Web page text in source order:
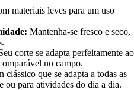
materiais leves para um uso
Mantenha-se fresco e seco,
corte se adapta perfeitamente ao
no campo.
clássico que se adapta a todas as
ou para atividades do dia a dia.